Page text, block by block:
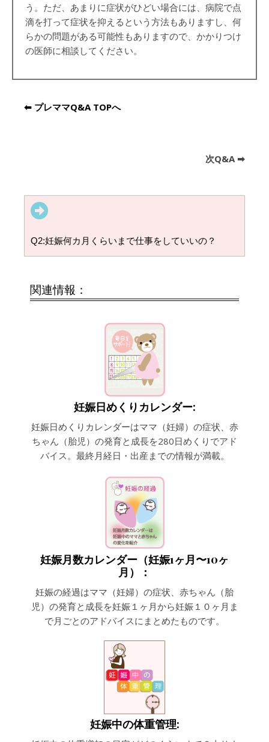
う。ただ、あまりに症状がひどい場合には、病院で点
滴を打って症状を抑えるという方法もありますし、何
らかの問題がある可能性もありますので、かかりつけ
の医師に相談してください。
⬅︎ プレママQ&A TOPへ
次Q&A ➡︎
Q2:妊娠何カ月くらいまで仕事をしていいの？
関連情報：
妊娠日めくりカレンダー:
妊娠日めくりカレンダーはママ（妊婦）の症状、赤
ちゃん（胎児）の発育と成長を280日めくりでアド
バイス。最終月経日・出産までの情報が満載。
妊娠月数カレンダー（妊娠1ヶ月〜10ヶ
月）：
妊娠の経過はママ（妊婦）の症状、赤ちゃん（胎
児）の発育と成長を妊娠１ヶ月から妊娠１０ヶ月ま
で月ごとのアドバイスにまとめたものです。
妊娠中の体重管理: